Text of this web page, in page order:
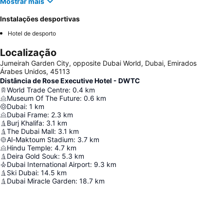
Instalações desportivas
Hotel de desporto
Localização
Jumeirah Garden City, opposite Dubai World, Dubai, Emirados
Árabes Unidos, 45113
Distância de Rose Executive Hotel - DWTC
World Trade Centre: 0.4 km
Museum Of The Future: 0.6 km
Dubai: 1 km
Dubai Frame: 2.3 km
Burj Khalifa: 3.1 km
The Dubai Mall: 3.1 km
Al-Maktoum Stadium: 3.7 km
Hindu Temple: 4.7 km
Deira Gold Souk: 5.3 km
Dubai International Airport: 9.3 km
Ski Dubai: 14.5 km
Dubai Miracle Garden: 18.7 km